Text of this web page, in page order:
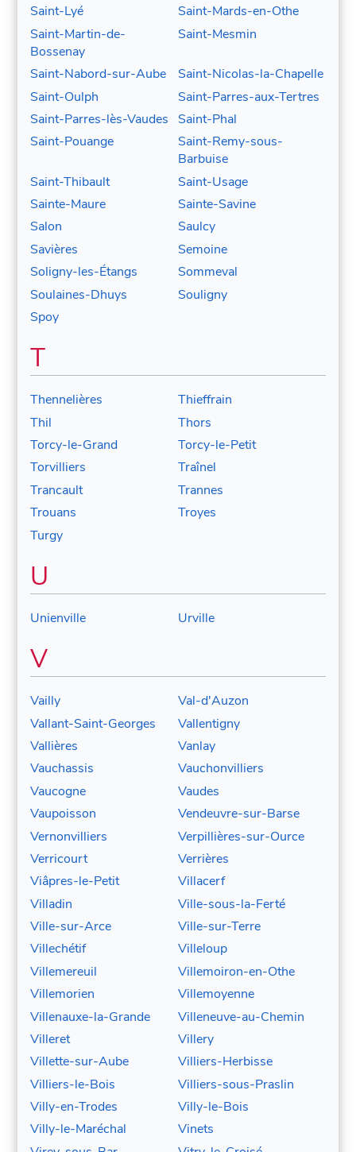
Saint-Lyé
Saint-Mards-en-Othe
Saint-Martin-de-
Bossenay
Saint-Mesmin
Saint-Nabord-sur-Aube
Saint-Nicolas-la-Chapelle
Saint-Oulph
Saint-Parres-aux-Tertres
Saint-Parres-lès-Vaudes
Saint-Phal
Saint-Pouange
Saint-Remy-sous-
Barbuise
Saint-Thibault
Saint-Usage
Sainte-Maure
Sainte-Savine
Salon
Saulcy
Savières
Semoine
Soligny-les-Étangs
Sommeval
Soulaines-Dhuys
Souligny
Spoy
T
Thennelières
Thieffrain
Thil
Thors
Torcy-le-Grand
Torcy-le-Petit
Torvilliers
Traînel
Trancault
Trannes
Trouans
Troyes
Turgy
U
Unienville Urville
V
Vailly
Val-d'Auzon
Vallant-Saint-Georges
Vallentigny
Vallières
Vanlay
Vauchassis
Vauchonvilliers
Vaucogne
Vaudes
Vaupoisson
Vendeuvre-sur-Barse
Vernonvilliers
Verpillières-sur-Ource
Verricourt
Verrières
Viâpres-le-Petit
Villacerf
Villadin
Ville-sous-la-Ferté
Ville-sur-Arce
Ville-sur-Terre
Villechétif
Villeloup
Villemereuil
Villemoiron-en-Othe
Villemorien
Villemoyenne
Villenauxe-la-Grande
Villeneuve-au-Chemin
Villeret
Villery
Villette-sur-Aube
Villiers-Herbisse
Villiers-le-Bois
Villiers-sous-Praslin
Villy-en-Trodes
Villy-le-Bois
Villy-le-Maréchal
Vinets